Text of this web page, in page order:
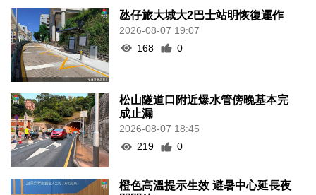
氹仔旅大城大2巴士站明恢復運作
2026-08-07 19:07
168
0
松山隧道口附近爆水管傍晚基本完
成止漏
2026-08-07 18:45
219
0
橙色高溫提示生效 避暑中心延長夜